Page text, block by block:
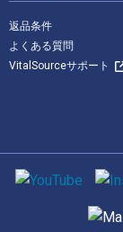
返品条件
よくある質問
VitalSourceサポート
ソーシャルメデ
サポートされて